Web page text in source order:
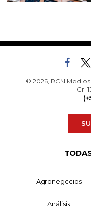
© 2026, RCN
Cr.
Agronegocios
Análisis